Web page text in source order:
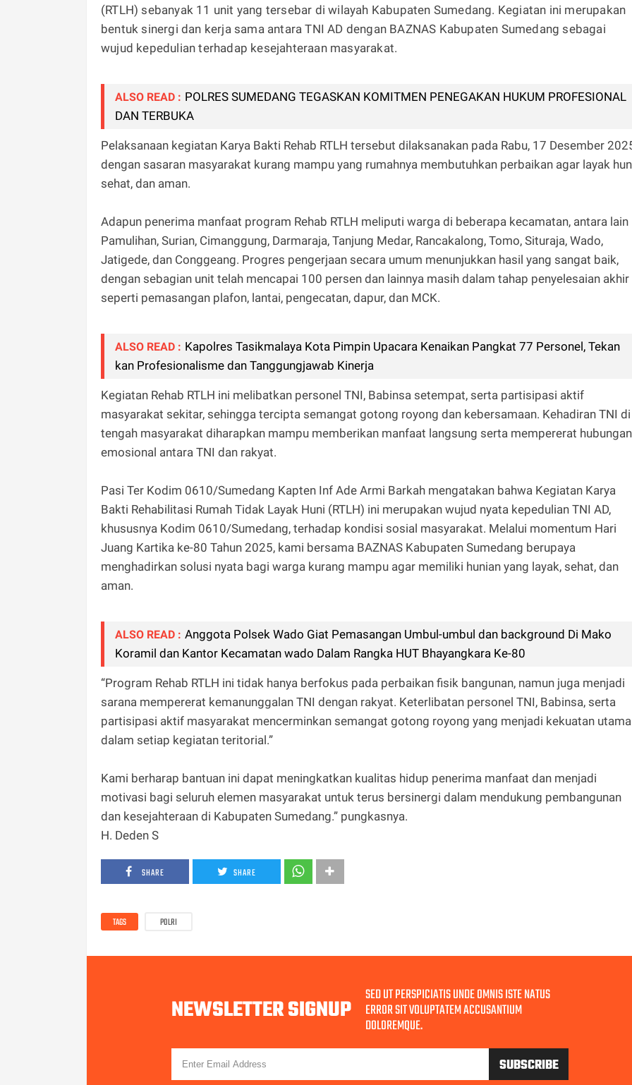
(RTLH) sebanyak 11 unit yang tersebar di wilayah Kabupaten Sumedang. Kegiatan ini merupakan
bentuk sinergi dan kerja sama antara TNI AD dengan BAZNAS Kabupaten Sumedang sebagai
wujud kepedulian terhadap kesejahteraan masyarakat.
ALSO READ : POLRES SUMEDANG TEGASKAN KOMITMEN PENEGAKAN HUKUM PROFESIONAL
DAN TERBUKA
Pelaksanaan kegiatan Karya Bakti Rehab RTLH tersebut dilaksanakan pada Rabu, 17 Desember
dengan sasaran masyarakat kurang mampu yang rumahnya membutuhkan perbaikan agar layak
sehat, dan aman.
Adapun penerima manfaat program Rehab RTLH meliputi warga di beberapa kecamatan, antara lain
Pamulihan, Surian, Cimanggung, Darmaraja, Tanjung Medar, Rancakalong, Tomo, Situraja, Wado,
Jatigede, dan Conggeang. Progres pengerjaan secara umum menunjukkan hasil yang sangat baik,
dengan sebagian unit telah mencapai 100 persen dan lainnya masih dalam tahap penyelesaian akhir
seperti pemasangan plafon, lantai, pengecatan, dapur, dan MCK.
ALSO READ : Kapolres Tasikmalaya Kota Pimpin Upacara Kenaikan Pangkat 77 Personel, Tekan
kan Profesionalisme dan Tanggungjawab Kinerja
Kegiatan Rehab RTLH ini melibatkan personel TNI, Babinsa setempat, serta partisipasi aktif
masyarakat sekitar, sehingga tercipta semangat gotong royong dan kebersamaan. Kehadiran TNI di
tengah masyarakat diharapkan mampu memberikan manfaat langsung serta mempererat hubungan
emosional antara TNI dan rakyat.
Pasi Ter Kodim 0610/Sumedang Kapten Inf Ade Armi Barkah mengatakan bahwa Kegiatan Karya
Bakti Rehabilitasi Rumah Tidak Layak Huni (RTLH) ini merupakan wujud nyata kepedulian TNI AD,
khususnya Kodim 0610/Sumedang, terhadap kondisi sosial masyarakat. Melalui momentum Hari
Juang Kartika ke-80 Tahun 2025, kami bersama BAZNAS Kabupaten Sumedang berupaya
menghadirkan solusi nyata bagi warga kurang mampu agar memiliki hunian yang layak, sehat, dan
aman.
ALSO READ : Anggota Polsek Wado Giat Pemasangan Umbul-umbul dan background Di Mako
Koramil dan Kantor Kecamatan wado Dalam Rangka HUT Bhayangkara Ke-80
“Program Rehab RTLH ini tidak hanya berfokus pada perbaikan fisik bangunan, namun juga menjadi
sarana mempererat kemanunggalan TNI dengan rakyat. Keterlibatan personel TNI, Babinsa, serta
partisipasi aktif masyarakat mencerminkan semangat gotong royong yang menjadi kekuatan utama
dalam setiap kegiatan teritorial.”
Kami berharap bantuan ini dapat meningkatkan kualitas hidup penerima manfaat dan menjadi
motivasi bagi seluruh elemen masyarakat untuk terus bersinergi dalam mendukung pembangunan
dan kesejahteraan di Kabupaten Sumedang.” pungkasnya.
H. Deden S
SHARE SHARE
TAGS POLRI
NEWSLETTER SIGNUP SED UT PERSPICIATIS UNDE OMNIS ISTE NATUS
ERROR SIT VOLUPTATEM ACCUSANTIUM
DOLOREMQUE.